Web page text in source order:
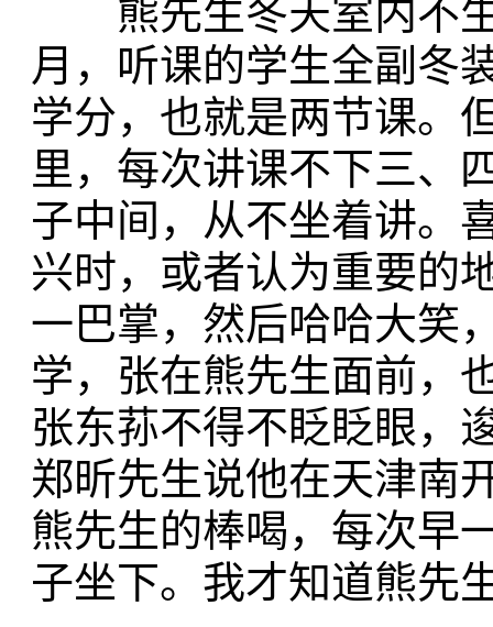
熊先生冬天室内不生
月，听课的学生全副冬
学分，也就是两节课。
里，每次讲课不下三、
子中间，从不坐着讲。
兴时，或者认为重要的
一巴掌，然后哈哈大笑
学，张在熊先生面前，
张东荪不得不眨眨眼，
郑昕先生说他在天津南
熊先生的棒喝，每次早
子坐下。我才知道熊先